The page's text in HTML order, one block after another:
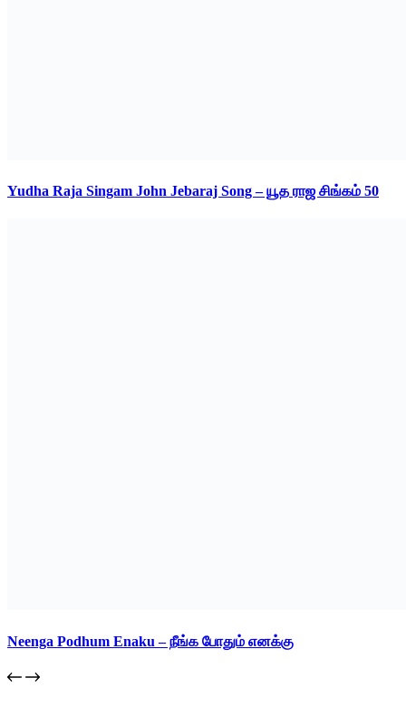
Yudha Raja Singam John Jebaraj Song – யூத ராஜ சிங்கம் 50
Neenga Podhum Enaku – நீங்க போதும் எனக்கு